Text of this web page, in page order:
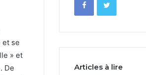
et se
» et
De
Articles à lire